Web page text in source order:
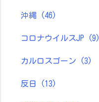
沖縄 (46)
コロナウイルスJP (9)
カルロスゴーン (3)
反日 (13)